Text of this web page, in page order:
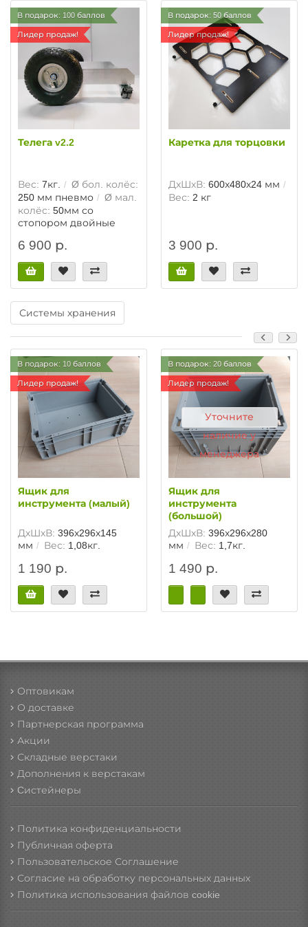
В подарок: 100 баллов
Лидер продаж!
Телега v2.2
Вес: 7кг.
Ø бол. колёс:
250 мм пневмо
Ø мал.
колёс: 50мм со
стопором двойные
6 900 р.
В подарок: 50 баллов
Лидер продаж!
Каретка для торцовки
ДхШхВ: 600х480х24 мм
Вес: 2 кг
3 900 р.
Системы хранения
В подарок: 10 баллов
Лидер продаж!
Ящик для
инструмента (малый)
ДхШхВ: 396х296х145
мм
Вес: 1,08кг.
1 190 р.
В подарок: 20 баллов
Лидер продаж!
Уточните
наличие у
менеджера
Ящик для
инструмента
(большой)
ДхШхВ: 396х296х280
мм
Вес: 1,7кг.
1 490 р.
Оптовикам
О доставке
Партнерская программа
Акции
Складные верстаки
Дополнения к верстакам
Cистейнеры
Политика конфиденциальности
Публичная оферта
Пользовательское Соглашение
Согласие на обработку персональных данных
Политика использования файлов cookie